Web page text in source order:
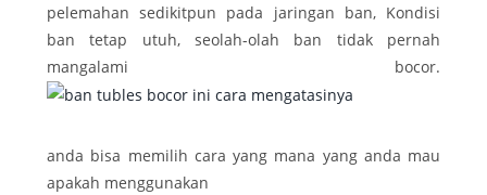
pelemahan sedikitpun pada jaringan ban, Kondisi
ban tetap utuh, seolah-olah ban tidak pernah
mangalami bocor.
anda bisa memilih cara yang mana yang anda mau
apakah menggunakan